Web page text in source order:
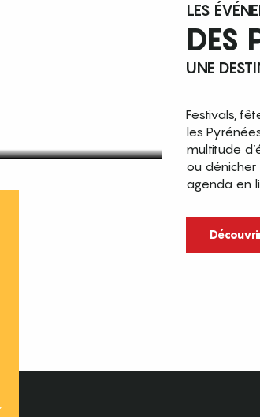
LES
DES
UNE
Festivals,
les
multitude
ou
agenda en